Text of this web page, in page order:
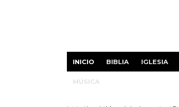
INICIO BIBLIA IGLESIA
MÚSICA